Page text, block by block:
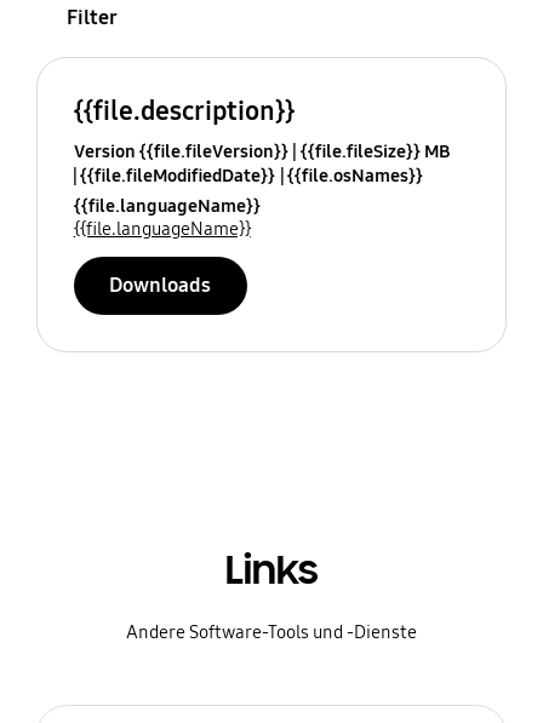
Filter
{{file.description}}
Version {{file.fileVersion}} {{file.fileSize}} MB
{{file.fileModifiedDate}} {{file.osNames}}
{{file.languageName}}
{{file.languageName}}
Downloads
Links
Andere Software-Tools und -Dienste